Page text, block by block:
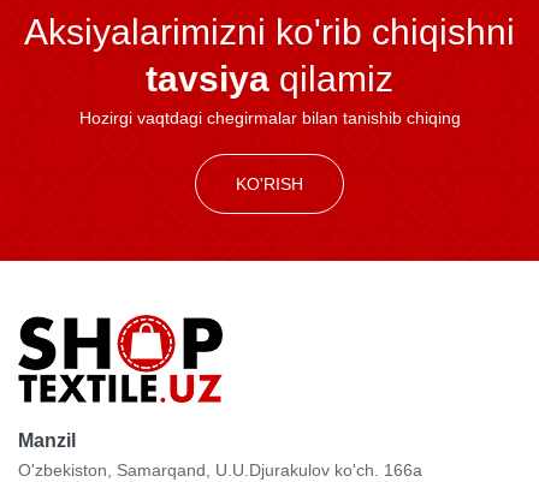
Aksiyalarimizni ko'rib chiqishni
tavsiya qilamiz
Hozirgi vaqtdagi chegirmalar bilan tanishib chiqing
KO'RISH
Manzil
O'zbekiston, Samarqand, U.U.Djurakulov ko'ch. 166a